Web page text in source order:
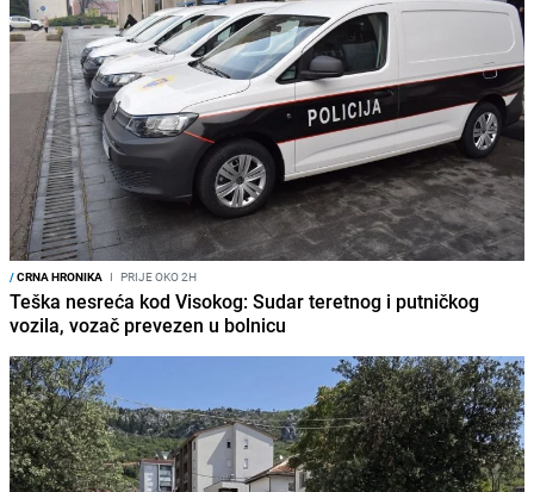
/CRNA HRONIKA I PRIJE OKO 2H
Teška nesreća kod Visokog: Sudar teretnog i putničkog
vozila, vozač prevezen u bolnicu